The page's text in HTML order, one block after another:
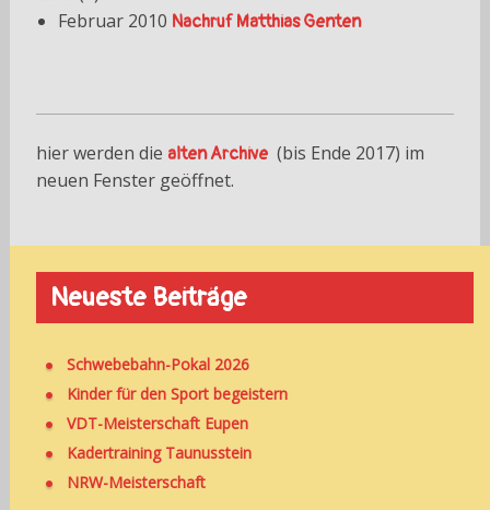
Februar 2010 Nachruf Matthias Genten
hier werden die alten Archive(bis Ende 2017) im
neuen Fenster geöffnet.
Neueste Beiträge
Schwebebahn-Pokal 2026
Kinder für den Sport begeistern
VDT-Meisterschaft Eupen
Kadertraining Taunusstein
NRW-Meisterschaft